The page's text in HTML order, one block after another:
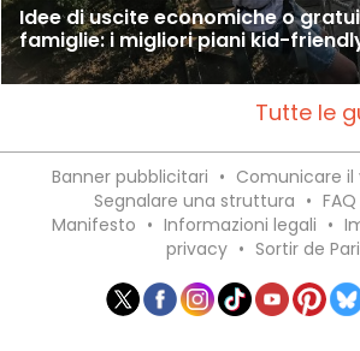
Idee di uscite economiche o
famiglie: i migliori piani kid-
Tutte le
Banner pubblicitari • Comunicare
Segnalare una struttura •
Manifesto • Informazioni legali •
privacy • Sortir de